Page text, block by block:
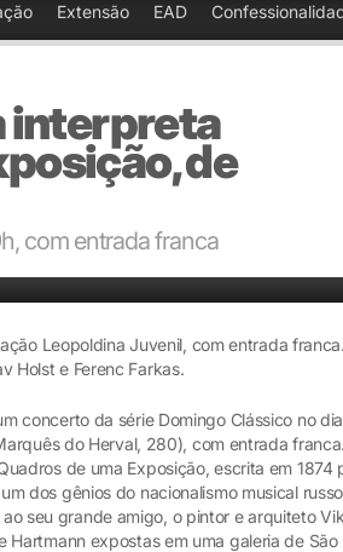
Extensão EAD
interpreta
de
com entrada franca
Leopoldina Juvenil, com entrada franca.
Holst e Ferenc Farkas.
concerto da série Domingo Clássico no
do Herval, 280), com entrada
de uma Exposição, escrita em 1874
dos gênios do nacionalismo musical
seu grande amigo, o pintor e arquiteto
expostas em uma galeria de São